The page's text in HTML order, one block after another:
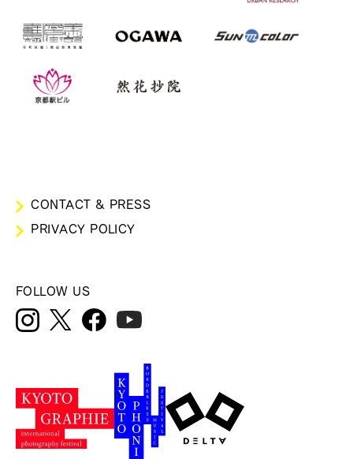
CONTACT & PRESS
PRIVACY POLICY
FOLLOW US